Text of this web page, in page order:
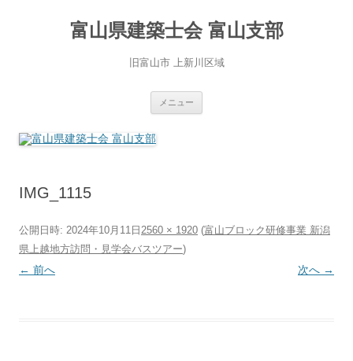
富山県建築士会 富山支部
旧富山市 上新川区域
メニュー
IMG_1115
公開日時: 2024年10月11日 2560 × 1920 (富山ブロック研修事業 新潟
県上越地方訪問・見学会バスツアー)
← 前へ 次へ →